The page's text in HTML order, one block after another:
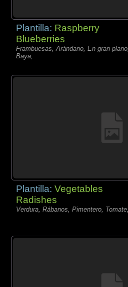
Plantilla: Raspberry
Blueberries
Frambuesas, Arándano, En gran plano,
Baya,
Plantilla:Vegetables
Radishes
Verdura, Rábanos, Pimentero, Tomate,